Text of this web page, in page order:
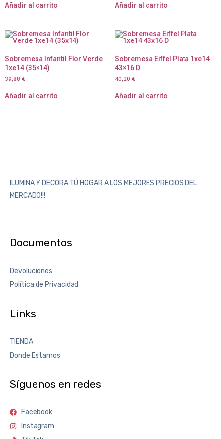
Añadir al carrito Añadir al carrito
Sobremesa Infantil Flor Verde
1xe14 (35×14)
39,88 €
Añadir al carrito
Sobremesa Eiffel Plata 1xe14
43×16 D
40,20 €
Añadir al carrito
ILUMINA Y DECORA TÚ HOGAR A LOS MEJORES PRECIOS DEL
MERCADO!!!
Documentos
Devoluciones
Política de Privacidad
Links
TIENDA
Donde Estamos
Síguenos en redes
Facebook
Instagram